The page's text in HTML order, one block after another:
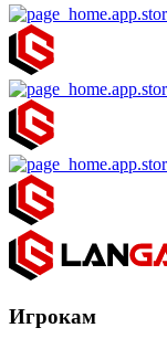
Игрокам